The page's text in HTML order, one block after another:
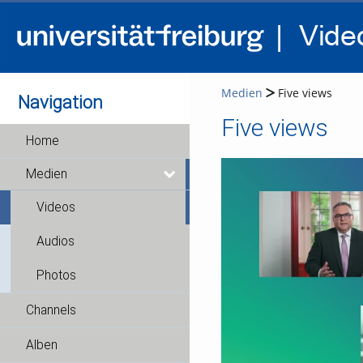
Navigation
Home
Medien
Videos
Audios
Photos
Channels
Alben
Medien Five views
Five views